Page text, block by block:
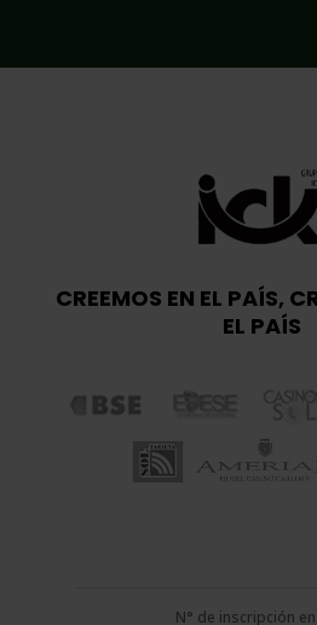
CREEMOS EN EL PAÍS,
EL PAÍS
N° de inscripción en